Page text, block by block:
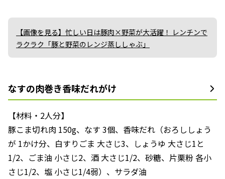
【画像を見る】忙しい日は豚肉×野菜が大活躍！ レンチンで
ラクラク「豚と野菜のレンジ蒸ししゃぶ」
なすの肉巻き香味だれがけ
【材料・2人分】
豚こま切れ肉 150g、なす 3個、香味だれ（おろししょう
が 1かけ分、白すりごま 大さじ3、しょうゆ 大さじ1と
1/2、ごま油 小さじ2、酒 大さじ1/2、砂糖、片栗粉 各小
さじ1/2、塩 小さじ1/4弱）、サラダ油